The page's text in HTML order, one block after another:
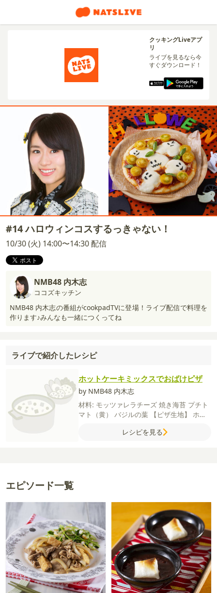
クッキングLiveアプ
リ
ライブを見るなら今
すぐダウンロード！
#14 ハロウィンコスするっきゃない！
10/30 (火) 14:00〜14:30 配信
NMB48 内木志
ココズキッチン
NMB48 内木志の番組がcookpadTVに登場！ライブ配信で料理を
作ります♪みんなも一緒につくってね
ライブで紹介したレシピ
ホットケーキミックスでおばけピザ
by NMB48 内木志
材料: モッツァレラチーズ 焼き海苔 プチト
マト（黄） バジルの葉 【ピザ生地】 ホッ
【ソース】玉ねぎケチャップ
レシピを見る
エピソード一覧